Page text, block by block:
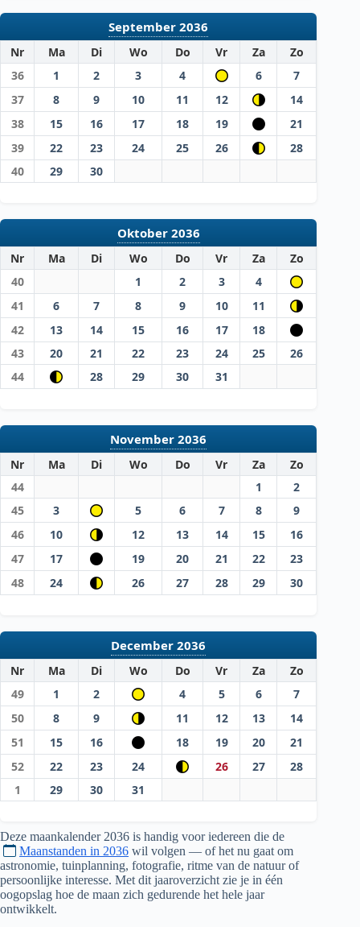
September 2036
Nr Ma Di Wo Do Vr Za
Zo
36
1 2 3 4 6
7
37
8 9 10 11 12
14
38
15 16 17 18 19
21
39
22 23 24 25 26
28
40
29 30
Oktober 2036
Nr Ma Di Wo Do Vr Za
Zo
40
1 2 3
4
41
6 7 8 9 10
11
42
13 14 15 16 17
18
43
20 21 22 23 24 25
26
44
28 29 30 31
November 2036
Nr Ma Di Wo Do Vr Za
Zo
44
1
2
45
3 5 6 7 8
9
46
10 12 13 14 15
16
47
17 19 20 21 22
23
48
24 26 27 28 29 30
December 2036
Nr Ma Di Wo Do Vr Za
Zo
49
1 2 4 5 6
7
50
8 9 11 12 13
14
51
15 16 18 19 20
21
52
22 23 24 26 27
28
1
29 30 31
Deze maankalender 2036 is handig voor iedereen die de
Maanstanden in 2036 wil volgen — of het nu gaat om
astronomie, tuinplanning, fotografie, ritme van de natuur of
persoonlijke interesse. Met dit jaaroverzicht zie je in één
oogopslag hoe de maan zich gedurende het hele jaar
ontwikkelt.